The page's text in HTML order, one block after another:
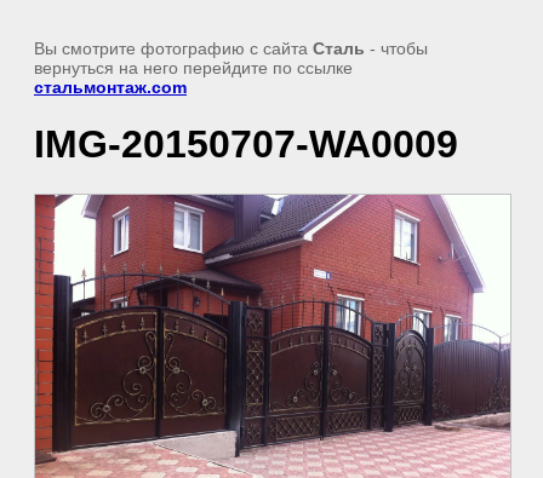
Вы смотрите фотографию с сайта Сталь - чтобы
вернуться на него перейдите по ссылке
стальмонтаж.com
IMG-20150707-WA0009